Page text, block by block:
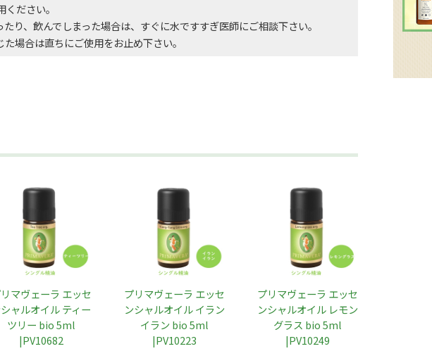
ださい。
り、飲んでしまった場合は、すぐに水ですすぎ医師にご相談下さい。
場合は直ちにご使用をお止め下さい。
マヴェーラ エッセ
ャルオイル ティー
ツリー bio 5ml
|PV10682
プリマヴェーラ エッセ
ンシャルオイル イラン
イラン bio 5ml
|PV10223
プリマヴェーラ エッセ
ンシャルオイル レモン
グラス bio 5ml
|PV10249